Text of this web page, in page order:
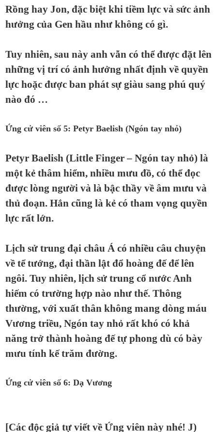
Rồng hay Jon, đặc biệt khi tiềm lực và sức ảnh
hưởng của Gen hầu như không có gì.
Tuy nhiên, sau này anh vẫn có thể được đặt lên
những vị trí có ảnh hưởng nhất định về quyền
lực hoặc được ban phát sự giàu sang phú quý
nào đó …
Ứng cử viên số 5: Petyr Baelish (Ngón tay nhỏ)
Petyr Baelish (Little Finger – Ngón tay nhỏ) là
một kẻ thâm hiểm, nhiều mưu đồ, có thể đọc
được lòng người và là bậc thầy về âm mưu và
thủ đoạn. Hắn cũng là kẻ có tham vọng quyền
lực rất lớn.
Lịch sử trung đại châu Á có nhiều câu chuyện
về tể tướng, đại thần lật đổ hoàng đế để lên
ngôi. Tuy nhiên, lịch sử trung cổ nước Anh
hiếm có trường hợp nào như thế. Thông
thường, với xuất thân không mang dòng máu
Vương triều, Ngón tay nhỏ rất khó có khả
năng trở thành hoàng đế tự phong dù có bày
mưu tính kế trăm đường.
Ứng cử viên số 6: Dạ Vương
[Các độc giả tự viết về Ứng viên này nhé! J)